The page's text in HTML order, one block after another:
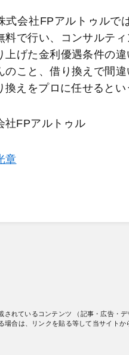
式会社FPアルトゥルで
料で行い、コンサルテ
上げた金利優遇条件の
のこと、借り換えで間
換えをプロに任せるとい
社FPアルトゥル
章
されているコンテンツ （記事・広告・
場合は、リンクを貼る等して当サイト